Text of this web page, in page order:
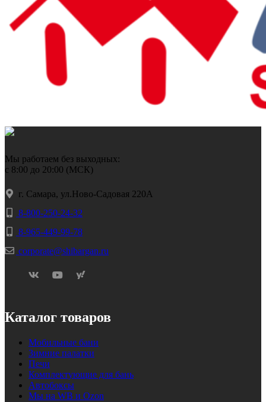
Мы работаем без выходных:
с 8:00 до 20:00 (МСК)
г. Самара, ул.Ново-Садовая 220А
8-800-250-24-32
8-965-449-99-78
corporate@shibargan.ru
Каталог товаров
Мобильные бани
Зимние палатки
Печи
Комплектующие для бань
Автобоксы
Мы на WB и Ozon